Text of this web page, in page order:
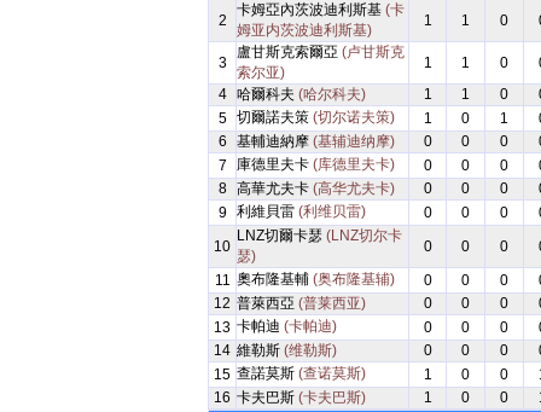
2
卡姆亞內茨波迪利斯基 (卡
姆亚内茨波迪利斯基)
1 1 0
3
盧甘斯克索爾亞 (卢甘斯克
索尔亚)
1 1 0
4
哈爾科夫 (哈尔科夫) 1 1 0
5
切爾諾夫策 (切尔诺夫策) 1 0 1
6
基輔迪納摩 (基辅迪纳摩) 0 0 0
7
庫德里夫卡 (库德里夫卡) 0 0 0
8
高華尤夫卡 (高华尤夫卡) 0 0 0
9
利維貝雷 (利维贝雷) 0 0 0
10
LNZ切爾卡瑟 (LNZ切尔卡
瑟)
0 0 0
11 奧布隆基輔 (奥布隆基辅) 0 0 0
12 普萊西亞 (普莱西亚) 0 0 0
13 卡帕迪 (卡帕迪) 0 0 0
14 維勒斯 (维勒斯) 0 0 0
15 查諾莫斯 (查诺莫斯) 1 0 0
16 卡夫巴斯 (卡夫巴斯) 1 0 0